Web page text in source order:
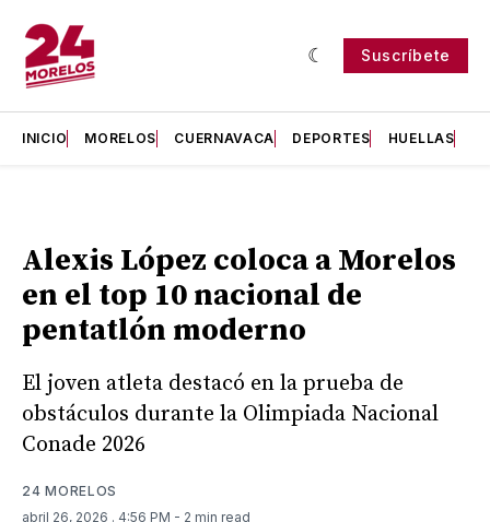
Suscríbete
INICIO MORELOS CUERNAVACA DEPORTES HUELLAS
Alexis López coloca a Morelos
en el top 10 nacional de
pentatlón moderno
El joven atleta destacó en la prueba de
obstáculos durante la Olimpiada Nacional
Conade 2026
24 MORELOS
abril 26, 2026 . 4:56 PM - 2 min read